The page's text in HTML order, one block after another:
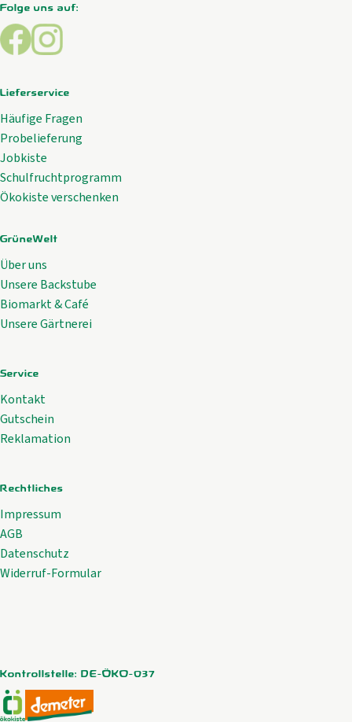
Folge uns auf:
Externer Link zu https://www.facebook.com/
Externer Link zu https://www.instagram.com/
Lieferservice
Häufige Fragen
Probelieferung
Jobkiste
Schulfruchtprogramm
Ökokiste verschenken
GrüneWelt
Über uns
Unsere Backstube
Biomarkt & Café
Unsere Gärtnerei
Service
Kontakt
Gutschein
Reklamation
Rechtliches
Impressum
AGB
Datenschutz
Widerruf-Formular
Kontrollstelle: DE-ÖKO-037
Externer Link zu https://www.oekokiste.de/